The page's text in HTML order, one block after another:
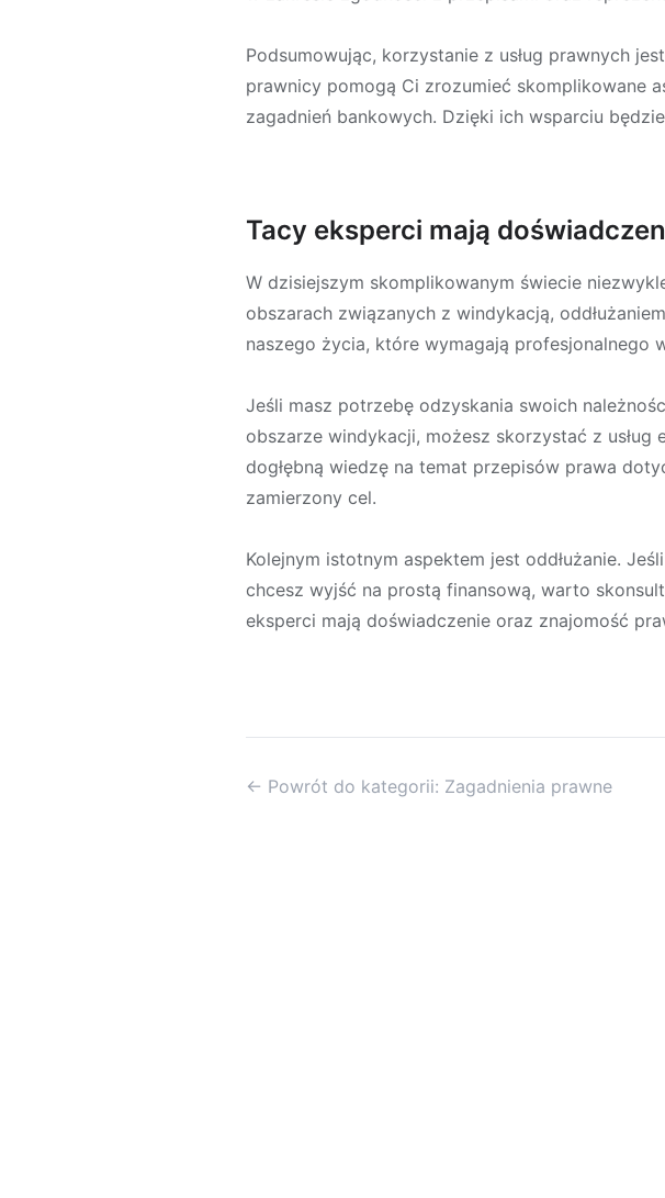
Podsumowując, korzystanie z usług prawnych
prawnicy pomogą Ci zrozumieć skomplikowane
zagadnień bankowych. Dzięki ich wsparciu
Tacy eksperci mają
W dzisiejszym skomplikowanym świecie
obszarach związanych z windykacją,
naszego życia, które wymagają profesjonalnego
Jeśli masz potrzebę odzyskania swoich
obszarze windykacji, możesz skorzystać z
dogłębną wiedzę na temat przepisów prawa
zamierzony cel.
Kolejnym istotnym aspektem jest oddłużanie.
chcesz wyjść na prostą finansową, warto
eksperci mają doświadczenie oraz znajomość
← Powrót do kategorii: Zagadnienia prawne